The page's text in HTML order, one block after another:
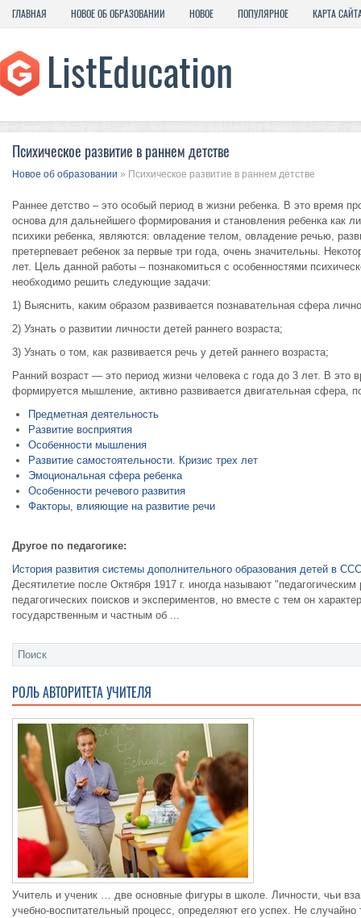
ГЛАВНАЯ НОВОЕ ОБ ОБРАЗОВАНИИ НОВОЕ ПОПУЛЯРНОЕ КАРТА
Психическое развитие в раннем детстве
Новое об образовании » Психическое развитие в раннем детстве
Раннее детство – это особый период в жизни ребенка. В это время
основа для дальнейшего формирования и становления ребенка как
психики ребенка, являются: овладение телом, овладение речью,
претерпевает ребенок за первые три года, очень значительны.
лет. Цель данной работы – познакомиться с особенностями
необходимо решить следующие задачи:
1) Выяснить, каким образом развивается познавательная сфера
2) Узнать о развитии личности детей раннего возраста;
3) Узнать о том, как развивается речь у детей раннего возраста;
Ранний возраст — это период жизни человека с года до 3 лет. В
формируется мышление, активно развивается двигательная сфера,
Предметная деятельность
Развитие восприятия
Особенности мышления
Развитие самостоятельности. Кризис трех лет
Эмоциональная сфера ребенка
Особенности речевого развития
Факторы, влияющие на развитие речи
Другое по педагогике:
История развития системы дополнительного образования детей в
Десятилетие после Октября 1917 г. иногда называют
педагогических поисков и экспериментов, но вместе с тем он
государственным и частным об ...
РОЛЬ АВТОРИТЕТА УЧИТЕЛЯ
Учитель и ученик … две основные фигуры в школе. Личности, чьи
учебно-воспитательный процесс, определяют его успех. Не